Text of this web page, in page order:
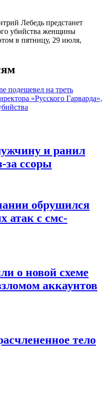
Лебедь предстанет
убийства женщины
в пятницу, 29 июля,
подешевел на треть
«Русского Гарварда»,
и ранил
за ссоры
обрушился
атак с смс-
о новой схеме
аккаунтов
тело